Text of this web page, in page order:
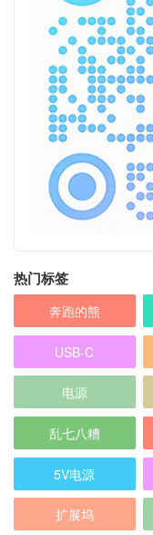
热门标签
奔跑的熊
USB-C
电源
乱七八糟
5V电源
扩展坞